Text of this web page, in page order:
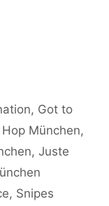
, Got to
München,
, Juste
, Snipes